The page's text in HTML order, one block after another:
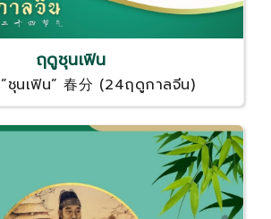
ฤดูชุนเฟิน
ชุนเฟิน” 春分 (24ฤดูกาลจีน)